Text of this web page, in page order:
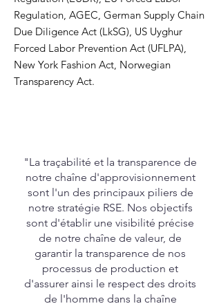
Regulation, AGEC, German Supply Chain
Due Diligence Act (LkSG), US Uyghur
Forced Labor Prevention Act (UFLPA),
New York Fashion Act, Norwegian
Transparency Act.
"La traçabilité et la transparence de
notre chaîne d'approvisionnement
sont l'un des principaux piliers de
notre stratégie RSE. Nos objectifs
sont d'établir une visibilité précise
de notre chaîne de valeur, de
garantir la transparence de nos
processus de production et
d'assurer ainsi le respect des droits
de l'homme dans la chaîne